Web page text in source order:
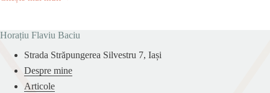
Horațiu Flaviu Baciu
Strada Străpungerea Silvestru 7, Iași
Despre mine
Articole